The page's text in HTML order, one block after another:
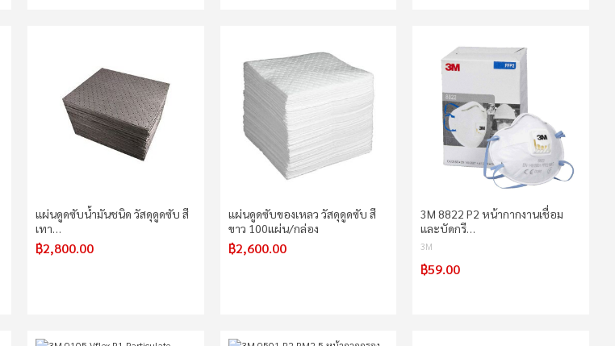
แผ่นดูดซับน้ำมันชนิด วัสดุดูดซับ สี
เทา…
฿2,800.00
แผ่นดูดซับของเหลว วัสดุดูดซับ สี
ขาว 100แผ่น/กล่อง
฿2,600.00
3M 8822 P2 หน้ากากงานเชื่อม
และบัดกรี…
3M
฿59.00